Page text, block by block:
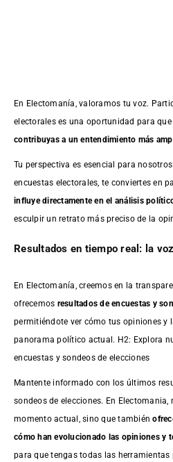
En Electomanía, valoramos tu voz.
electorales es una oportunidad para
contribuyas a un entendimiento más
Tu perspectiva es esencial para
encuestas electorales, te conviertes en
influye directamente en el análisis
esculpir un retrato más preciso de la
Resultados en tiempo real: la
En Electomanía, creemos en la
ofrecemos resultados deencuestas y
permitiéndote ver cómo tus opiniones y
panorama político actual. H2: Explora
encuestas y sondeos de elecciones
Mantente informado con los últimos
sondeos de elecciones. En Electomania,
momento actual, sino que también
cómo han evolucionado las opiniones y
para que tengas todas las